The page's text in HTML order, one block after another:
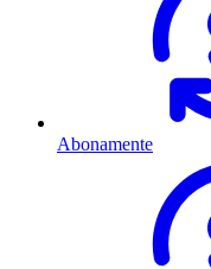
Abonamente